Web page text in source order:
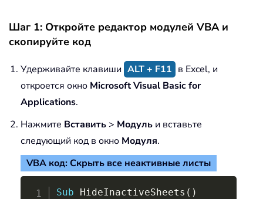
Шаг 1: Откройте редактор модулей VBA и
скопируйте код
Удерживайте клавиши ALT + F11 в Excel, и
откроется окно Microsoft Visual Basic for
Applications.
Нажмите Вставить > Модуль и вставьте
следующий код в окно Модуля.
VBA код: Скрыть все неактивные листы
Sub HideInactiveSheets ( )Copy